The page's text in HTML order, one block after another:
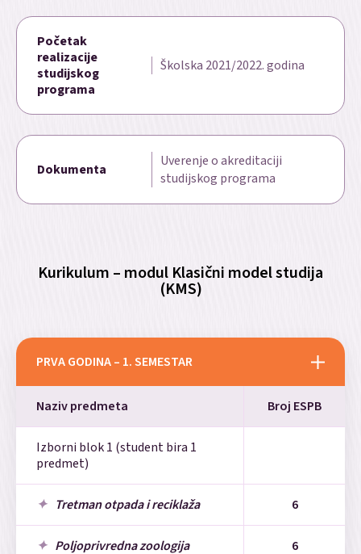
Početak
realizacije
studijskog
programa
Školska 2021/2022. godina
Dokumenta
Uverenje o akreditaciji
studijskog programa
Kurikulum – modul Klasični model studija
(KMS)
PRVA GODINA – 1. SEMESTAR
Naziv predmeta Broj ESPB
Izborni blok 1 (student bira 1
predmet)
Tretman otpada i reciklaža 6
Poljoprivredna zoologija 6